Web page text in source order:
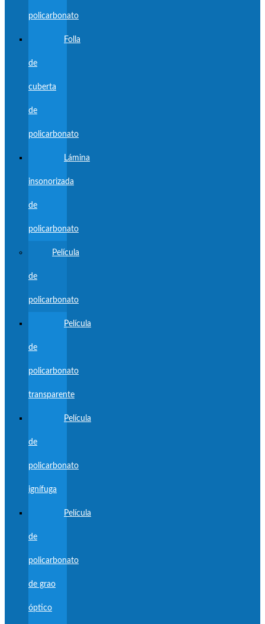
policarbonato
Folla
de
cuberta
de
policarbonato
Lámina
insonorizada
de
policarbonato
Película
de
policarbonato
Película
de
policarbonato
transparente
Película
de
policarbonato
ignífuga
Película
de
policarbonato
de grao
óptico